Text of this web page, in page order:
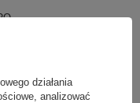
działania
analizować